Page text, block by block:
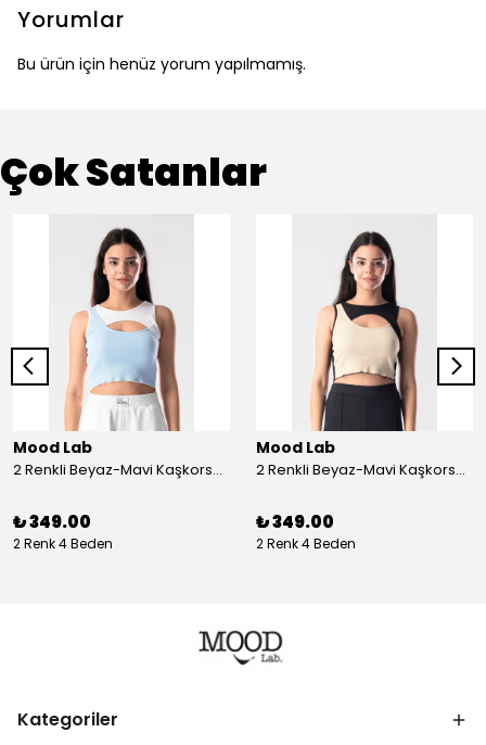
Yorumlar
Bu ürün için henüz yorum yapılmamış.
Çok Satanlar
Mood Lab
2 Renkli Beyaz-Mavi Kaşkorse Asimetrik Crop Atlet Bluz Top - beyaz-mavi
₺ 349.00
2 Renk 4 Beden
Mood Lab
2 Renkli Beyaz-Mavi Kaşkorse Asimetrik Crop Atlet Bluz Top - siyah-bej
₺ 349.00
2 Renk 4 Beden
Kategoriler